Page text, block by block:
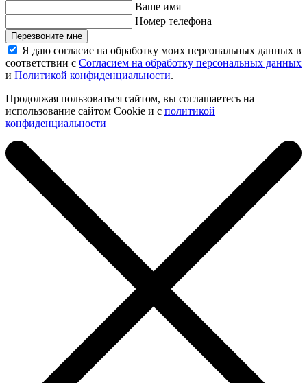
Ваше имя
Номер телефона
Перезвоните мне
Я даю согласие на обработку моих персональных данных в
соответствии с Согласием на обработку персональных данных
и Политикой конфиденциальности.
Продолжая пользоваться сайтом, вы соглашаетесь на
использование сайтом Cookie и с политикой
конфиденциальности